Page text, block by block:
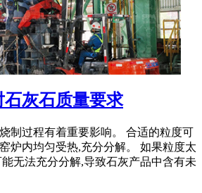
灰石质量要求
制过程有着重要影响。 合适的粒度可
炉内均匀受热,充分分解。 如果粒度太
无法充分分解,导致石灰产品中含有未